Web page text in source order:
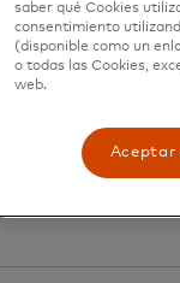
saber qué Cookies
consentimiento
(disponible como un
o todas las Cookies,
web.
Aceptar